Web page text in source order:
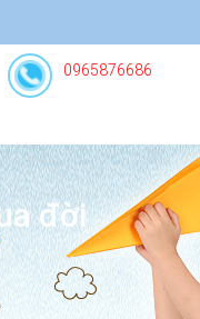
0965876686
đời